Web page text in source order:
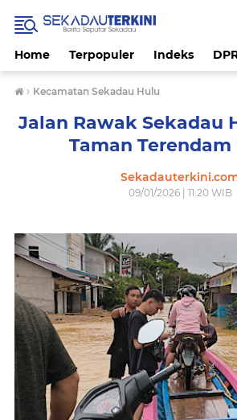
Home Terpopuler Indeks
› Kecamatan Sekadau Hulu
Jalan Rawak Sekadau
Taman
09/01/2026 | 11:20 WIB